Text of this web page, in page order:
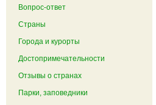
Вопрос-ответ
Страны
Города и курорты
Достопримечательности
Отзывы о странах
Парки, заповедники